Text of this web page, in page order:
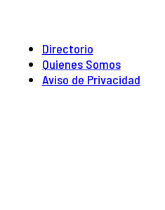
Directorio
Quienes Somos
Aviso de Privacidad